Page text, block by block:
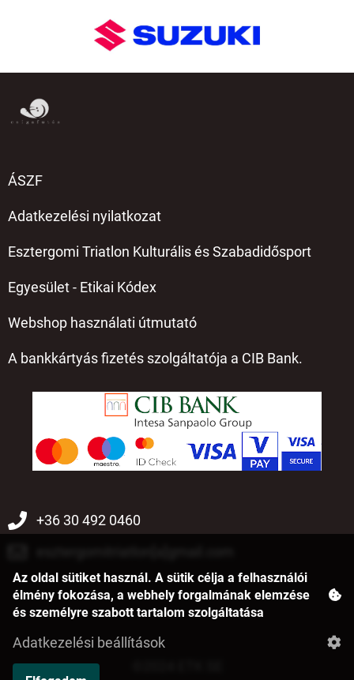
ÁSZF
Adatkezelési nyilatkozat
Esztergomi Triatlon Kulturális és Szabadidősport
Egyesület - Etikai Kódex
Webshop használati útmutató
A bankkártyás fizetés szolgáltatója a CIB Bank.
+36 30 492 0460
Az oldal sütiket használ. A sütik célja a felhasználói
élmény fokozása, a webhely forgalmának elemzése
és személyre szabott tartalom szolgáltatása
Adatkezelési beállítások